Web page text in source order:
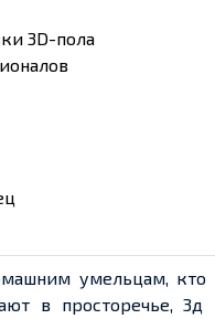
3D-пола
умельцам,
в просторечье,